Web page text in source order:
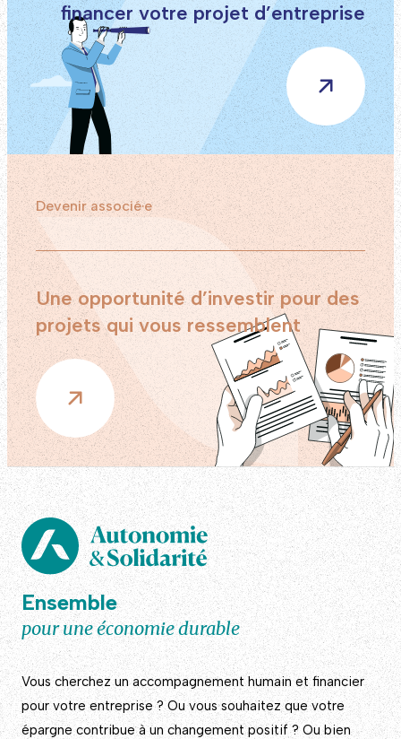
financer votre projet d’entreprise
Devenir associé·e
Une opportunité d’investir pour des
projets qui vous ressemblent
Ensemble
pour une économie durable
Vous cherchez un accompagnement humain et financier
pour votre entreprise ? Ou vous souhaitez que votre
épargne contribue à un changement positif ? Ou bien